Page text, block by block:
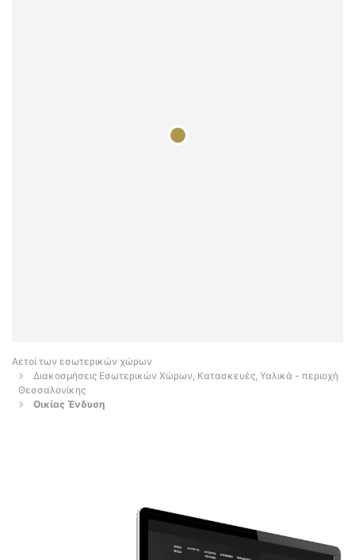
Αετοί των εσωτερικών χώρων
Διακοσμήσεις Εσωτερικών Χώρων, Κατασκευές, Υαλικά - περιοχή
Θεσσαλονίκης
Οικίας Ένδυση